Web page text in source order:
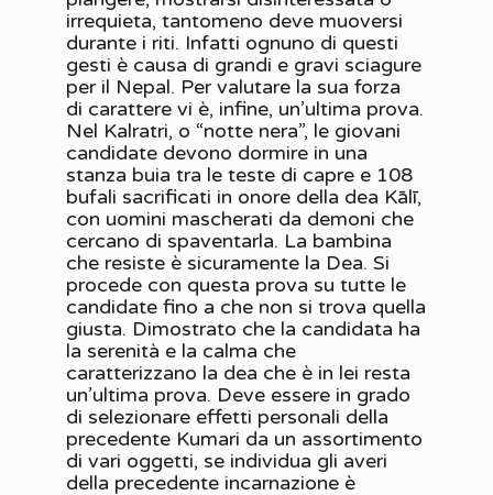
irrequieta, tantomeno deve muoversi
durante i riti. Infatti ognuno di questi
gesti è causa di grandi e gravi sciagure
per il Nepal. Per valutare la sua forza
di carattere vi è, infine, un’ultima prova.
Nel Kalratri, o “notte nera”, le giovani
candidate devono dormire in una
stanza buia tra le teste di capre e 108
bufali sacrificati in onore della dea Kālī,
con uomini mascherati da demoni che
cercano di spaventarla. La bambina
che resiste è sicuramente la Dea. Si
procede con questa prova su tutte le
candidate fino a che non si trova quella
giusta. Dimostrato che la candidata ha
la serenità e la calma che
caratterizzano la dea che è in lei resta
un’ultima prova. Deve essere in grado
di selezionare effetti personali della
precedente Kumari da un assortimento
di vari oggetti, se individua gli averi
della precedente incarnazione è